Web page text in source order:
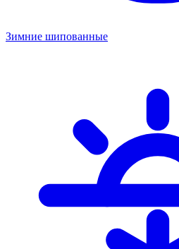
Зимние шипованные